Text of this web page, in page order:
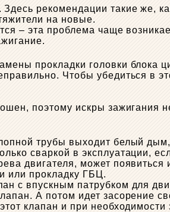
рекомендации такие же,
на новые.
– эта проблема чаще
прокладки головки
Чтобы убедиться в
поэтому искры зажигания
трубы выходит белый дым,
сваркой в ​​эксплуатации,
двигателя, может
или прокладку ГБЦ.
с впускным патрубком для
А потом идет засорение
клапан и при